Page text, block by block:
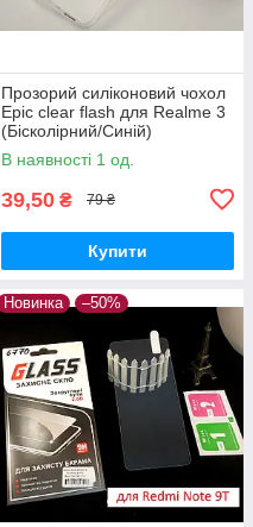
Прозорий силіконовий чохол
Epic clear flash для Realme 3
(Бісколірний/Синій)
В наявності 1 од.
39,50 ₴ 79 ₴
Купити
Новинка –50%